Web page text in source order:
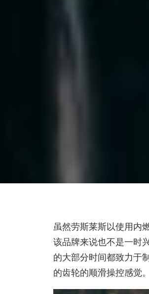
虽然劳斯莱斯以使用内
该品牌来说也不是一时
的大部分时间都致力于
的齿轮的顺滑操控感觉。